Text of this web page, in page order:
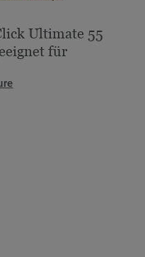
Ultimate 55
für